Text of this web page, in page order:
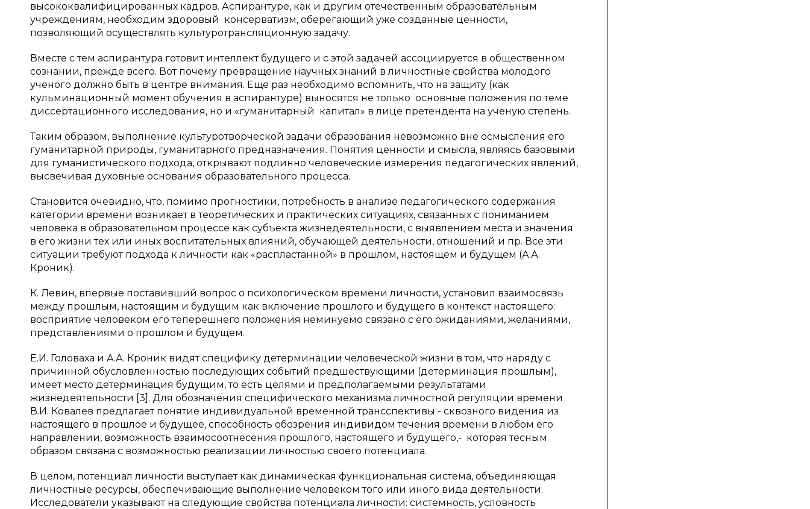
высококвалифицированных кадров. Аспирантуре, как и другим отечественным образовательным
учреждениям, необходим здоровый консерватизм, оберегающий уже созданные ценности,
позволяющий осуществлять культуротрансляционную задачу.
Вместе с тем аспирантура готовит интеллект будущего и с этой задачей ассоциируется в общественном
сознании, прежде всего. Вот почему превращение научных знаний в личностные свойства молодого
ученого должно быть в центре внимания. Еще раз необходимо вспомнить, что на защиту (как
кульминационный момент обучения в аспирантуре) выносятся не только основные положения по теме
диссертационного исследования, но и «гуманитарный капитал» в лице претендента на ученую степень.
Таким образом, выполнение культуротворческой задачи образования невозможно вне осмысления его
гуманитарной природы, гуманитарного предназначения. Понятия ценности и смысла, являясь базовыми
для гуманистического подхода, открывают подлинно человеческие измерения педагогических явлений,
высвечивая духовные основания образовательного процесса.
Становится очевидно, что, помимо прогностики, потребность в анализе педагогического содержания
категории времени возникает в теоретических и практических ситуациях, связанных с пониманием
человека в образовательном процессе как субъекта жизнедеятельности, с выявлением места и значения
в его жизни тех или иных воспитательных влияний, обучающей деятельности, отношений и пр. Все эти
ситуации требуют подхода к личности как «распластанной» в прошлом, настоящем и будущем (А.А.
Кроник).
К. Левин, впервые поставивший вопрос о психологическом времени личности, установил взаимосвязь
между прошлым, настоящим и будущим как включение прошлого и будущего в контекст настоящего:
восприятие человеком его теперешнего положения неминуемо связано с его ожиданиями, желаниями,
представлениями о прошлом и будущем.
Е.И. Головаха и А.А. Кроник видят специфику детерминации человеческой жизни в том, что наряду с
причинной обусловленностью последующих событий предшествующими (детерминация прошлым),
имеет место детерминация будущим, то есть целями и предполагаемыми результатами
жизнедеятельности [3]. Для обозначения специфического механизма личностной регуляции времени
В.И. Ковалев предлагает понятие индивидуальной временной трансспективы - сквозного видения из
настоящего в прошлое и будущее, способность обозрения индивидом течения времени в любом его
направлении, возможность взаимосоотнесения прошлого, настоящего и будущего,- которая тесным
образом связана с возможностью реализации личностью своего потенциала.
В целом, потенциал личности выступает как динамическая функциональная система, объединяющая
личностные ресурсы, обеспечивающие выполнение человеком того или иного вида деятельности.
Исследователи указывают на следующие свойства потенциала личности: системность, условность